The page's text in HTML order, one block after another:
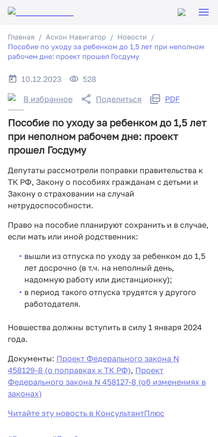
Главная Аскон Навигатор
Новости
Пособие по уходу за ребенком до 1,5 лет при неполном
рабочем дне: проект прошел Госдуму
10.12.2023 528
В избранное Поделиться PDF
Пособие по уходу за ребенком до 1,5 лет
при неполном рабочем дне: проект
прошел Госдуму
Депутаты рассмотрели поправки правительства к
ТК РФ, Закону о пособиях гражданам с детьми и
Закону о страховании на случай
нетрудоспособности.
Право на пособие планируют сохранить и в случае,
если мать или иной родственник:
вышли из отпуска по уходу за ребенком до 1,5
лет досрочно (в т.ч. на неполный день,
надомную работу или дистанционку);
в период такого отпуска трудятся у другого
работодателя.
Новшества должны вступить в силу 1 января 2024
года.
Документы: Проект Федерального закона N
458129-8 (о поправках к ТК РФ), Проект
Федерального закона N 458127-8 (об изменениях в
законах)
Читайте эту новость в КонсультантПлюс